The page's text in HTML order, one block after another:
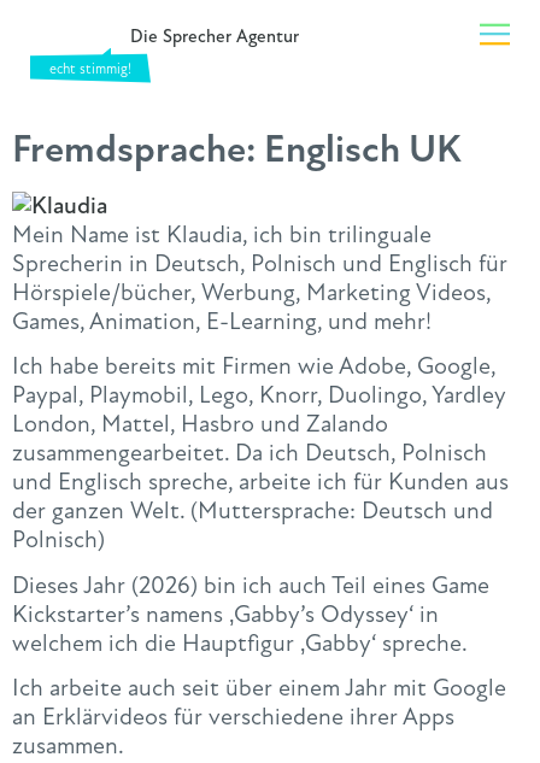
Die Sprecher Agentur
Fremdsprache: Englisch UK
Mein Name ist Klaudia, ich bin trilinguale
Sprecherin in Deutsch, Polnisch und Englisch für
Hörspiele/bücher, Werbung, Marketing Videos,
Games, Animation, E-Learning, und mehr!
Ich habe bereits mit Firmen wie Adobe, Google,
Paypal, Playmobil, Lego, Knorr, Duolingo, Yardley
London, Mattel, Hasbro und Zalando
zusammengearbeitet. Da ich Deutsch, Polnisch
und Englisch spreche, arbeite ich für Kunden aus
der ganzen Welt. (Muttersprache: Deutsch und
Polnisch)
Dieses Jahr (2026) bin ich auch Teil eines Game
Kickstarter’s namens ‚Gabby’s Odyssey‘ in
welchem ich die Hauptfigur ‚Gabby‘ spreche.
Ich arbeite auch seit über einem Jahr mit Google
an Erklärvideos für verschiedene ihrer Apps
zusammen.